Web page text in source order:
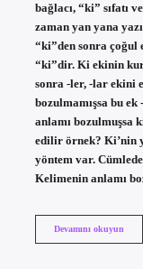
bağlacı, “ki” sıfatı
zaman yan yana
“ki”den sonra
“ki”dir. Ki ekinin
sonra -ler, -lar ekini
bozulmamışsa bu
anlamı bozulmuşsa
edilir örnek? Ki’nin
yöntem var.
Kelimenin anlamı
Devamını okuyunKi